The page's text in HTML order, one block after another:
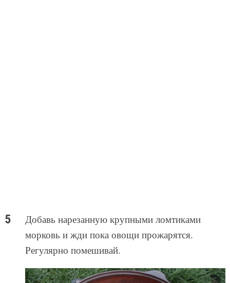
Добавь нарезанную крупными ломтиками
морковь и жди пока овощи прожарятся.
Регулярно помешивай.